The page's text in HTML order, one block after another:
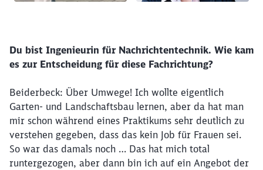
Du bist Ingenieurin für Nachrichtentechnik. Wie kam
es zur Entscheidung für diese Fachrichtung?
Beiderbeck: Über Umwege! Ich wollte eigentlich
Garten- und Landschaftsbau lernen, aber da hat man
mir schon während eines Praktikums sehr deutlich zu
verstehen gegeben, dass das kein Job für Frauen sei.
So war das damals noch … Das hat mich total
runtergezogen, aber dann bin ich auf ein Angebot der